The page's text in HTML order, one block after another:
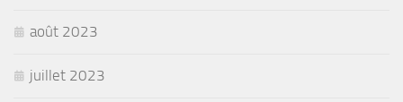
août 2023
juillet 2023